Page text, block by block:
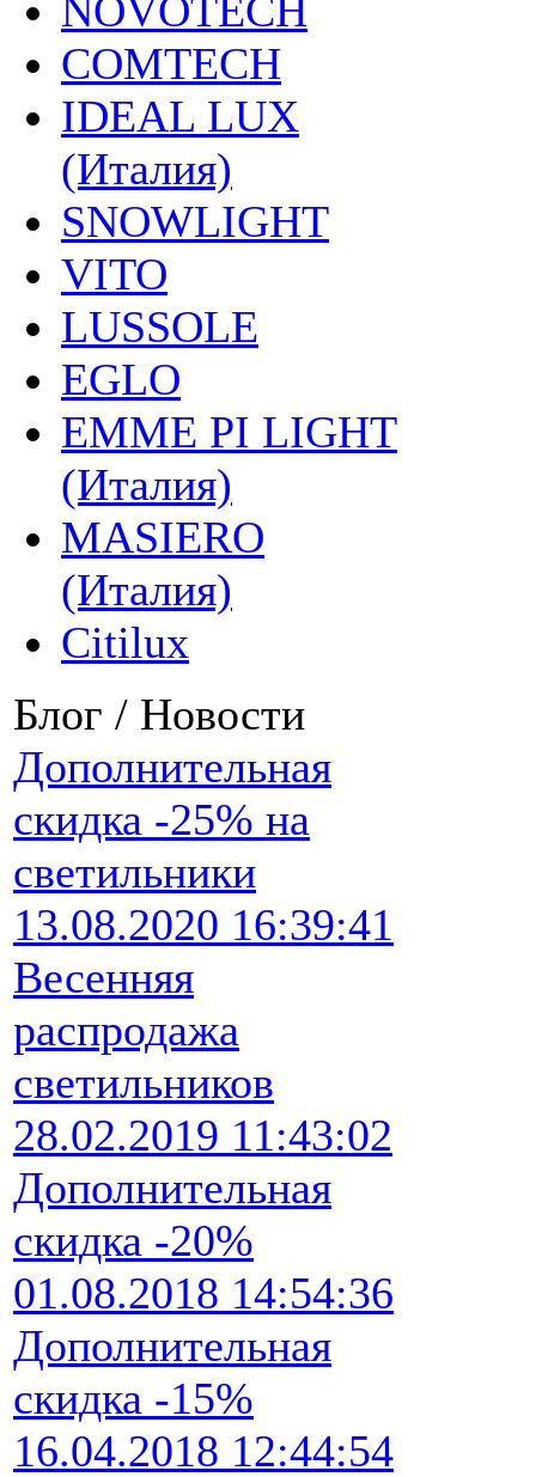
NOVOTECH
COMTECH
IDEAL LUX
(Италия)
SNOWLIGHT
VITO
LUSSOLE
EGLO
EMME PI LIGHT
(Италия)
MASIERO
(Италия)
Citilux
Блог / Новости
Дополнительная
скидка -25% на
светильники
13.08.2020 16:39:41
Весенняя
распродажа
светильников
28.02.2019 11:43:02
Дополнительная
скидка -20%
01.08.2018 14:54:36
Дополнительная
скидка -15%
16.04.2018 12:44:54